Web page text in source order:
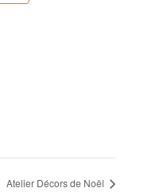
Atelier Décors de Noël